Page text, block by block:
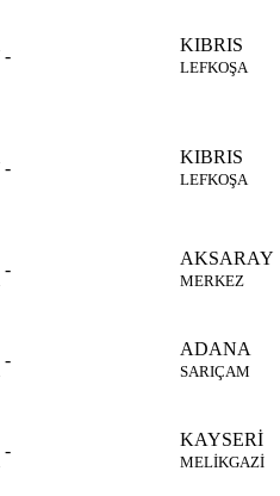
-
KIBRIS
LEFKOŞA
-
KIBRIS
LEFKOŞA
-
AKSARAY
MERKEZ
-
ADANA
SARIÇAM
-
KAYSERİ
MELİKGAZİ